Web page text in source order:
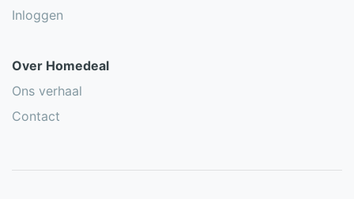
Inloggen
Over Homedeal
Ons verhaal
Contact